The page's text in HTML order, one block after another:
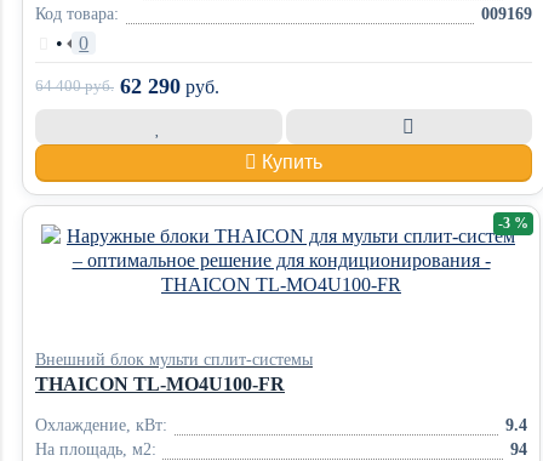
Код товара:
009169
• 0
64 400руб. 62 290 руб.
Купить
Внешний блок мульти сплит-системы
THAICON TL-MO4U100-FR
Охлаждение, кВт:
9.4
На площадь, м2:
94
-3 %